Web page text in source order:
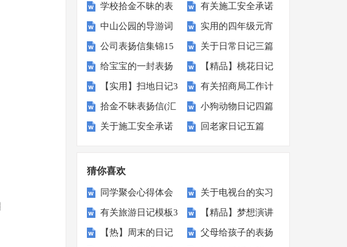
记3篇
学校拾金不昧的表
扬信15篇
有关施工安全承诺
书范文集锦5篇
中山公园的导游词 实用的四年级元宵
作文汇编5篇
公司表扬信集锦15
篇
关于日常日记三篇
给宝宝的一封表扬
信
【精品】桃花日记
四篇
【实用】扫地日记3
篇
有关招商局工作计
划四篇
拾金不昧表扬信(汇
编14篇)
小狗动物日记四篇
关于施工安全承诺 回老家日记五篇
猜你喜欢
同学聚会心得体会 关于电视台的实习
报告十篇
有关旅游日记模板3
篇
【精品】梦想演讲
稿3篇
【热】周末的日记 父母给孩子的表扬